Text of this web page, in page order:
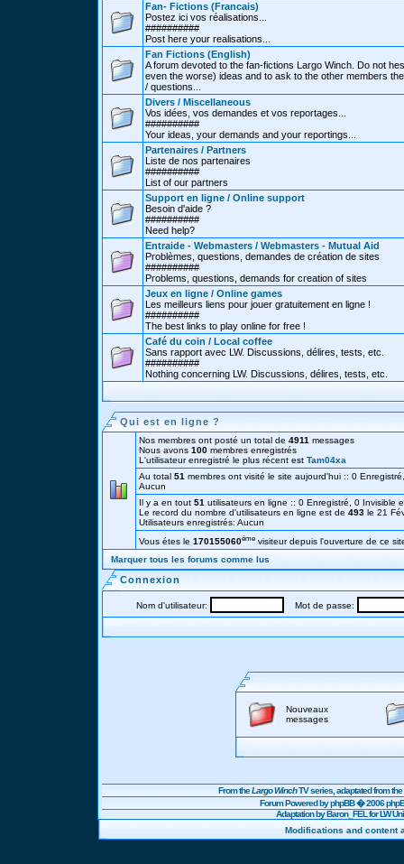
Fan- Fictions (Francais)
Postez ici vos réalisations...
##########
Post here your realisations...
Fan Fictions (English)
A forum devoted to the fan-fictions Largo Winch. Do not
even the worse) ideas and to ask to the other members
/ questions...
Divers / Miscellaneous
Vos idées, vos demandes et vos reportages...
##########
Your ideas, your demands and your reportings...
Partenaires / Partners
Liste de nos partenaires
##########
List of our partners
Support en ligne / Online support
Besoin d'aide ?
##########
Need help?
Entraide - Webmasters / Webmasters - Mutual Aid
Problèmes, questions, demandes de création de sites
##########
Problems, questions, demands for creation of sites
Jeux en ligne / Online games
Les meilleurs liens pour jouer gratuitement en ligne !
##########
The best links to play online for free !
Café du coin / Local coffee
Sans rapport avec LW. Discussions, délires, tests, etc.
##########
Nothing concerning LW. Discussions, délires, tests, etc.
Qui est en ligne ?
Nos membres ont posté un total de 4911 messages
Nous avons 100 membres enregistrés
L'utilisateur enregistré le plus récent est Tam04xa
Au total 51 membres ont visité le site aujourd'hui :: 0
Aucun
Il y a en tout 51 utilisateurs en ligne :: 0 Enregistré, 0
Le record du nombre d'utilisateurs en ligne est de 493 le 21
Utilisateurs enregistrés: Aucun
Vous étes le 170155060éme visiteur depuis l'ouverture de ce
Marquer tous les forums comme lus
Connexion
Nom d'utilisateur: Mot de passe:
Nouveaux
messages
From theLargo WinchTV series, adaptated from
Forum Powered byphpBB� 2006
Adaptation by Baron_FEL for LW
Modifications and content